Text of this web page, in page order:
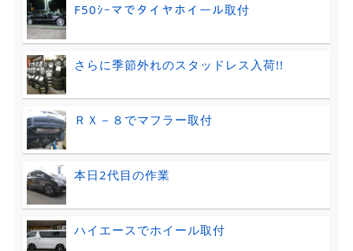
F50ｼｰマでタイヤホイール取付
さらに季節外れのスタッドレス入荷!!
ＲＸ－８でマフラー取付
本日2代目の作業
ハイエースでホイール取付